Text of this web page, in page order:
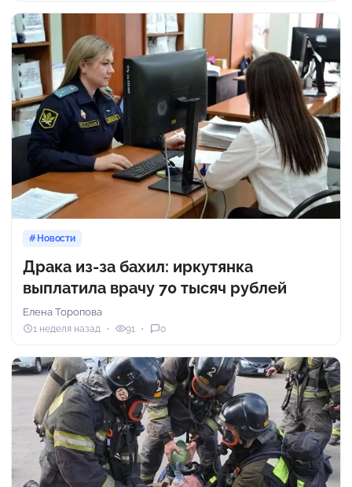
Новости
Драка из-за бахил: иркутянка
выплатила врачу 70 тысяч рублей
Елена Торопова
1 неделя назад 91 0